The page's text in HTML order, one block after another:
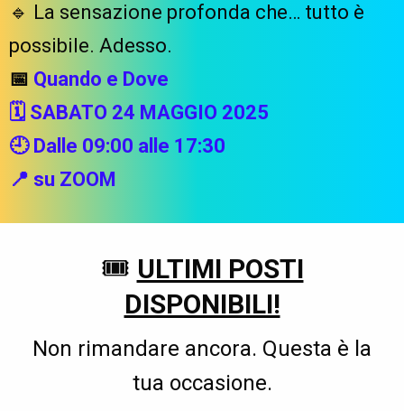
🔹 La sensazione profonda che… tutto è
possibile. Adesso.
📅 Quando e Dove
🗓️ SABATO 24 MAGGIO 2025
🕘 Dalle 09:00 alle 17:30
📍 su ZOOM
🎟️ ULTIMI POSTI
DISPONIBILI!
Non rimandare ancora. Questa è la
tua occasione.